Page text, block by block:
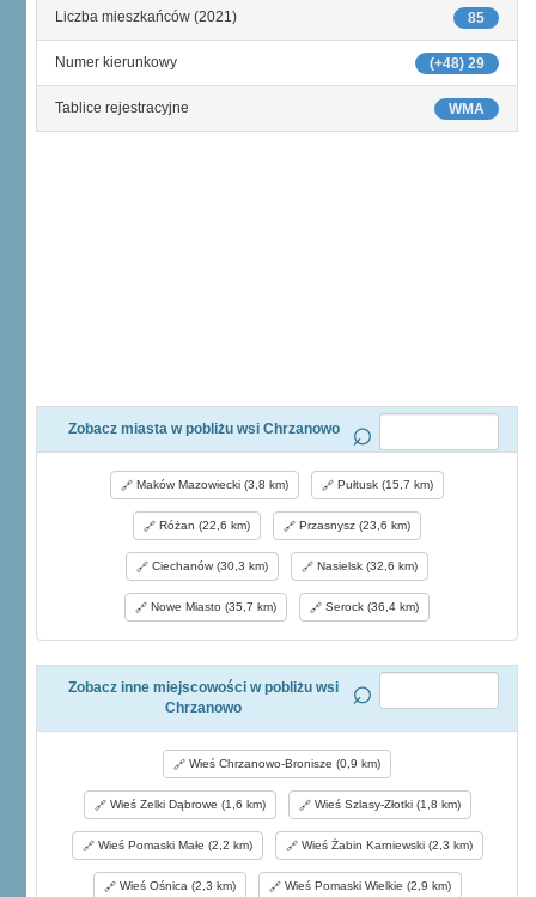
85
Liczba mieszkańców (2021)
(+48) 29
Numer kierunkowy
WMA
Tablice rejestracyjne
Zobacz miasta w pobliżu wsi Chrzanowo
Maków Mazowiecki (3,8 km) Pułtusk (15,7 km)
Różan (22,6 km) Przasnysz (23,6 km)
Ciechanów (30,3 km) Nasielsk (32,6 km)
Nowe Miasto (35,7 km) Serock (36,4 km)
Zobacz inne miejscowości w pobliżu wsi
Chrzanowo
Wieś Chrzanowo-Bronisze (0,9 km)
Wieś Zelki Dąbrowe (1,6 km) Wieś Szlasy-Złotki (1,8 km)
Wieś Pomaski Małe (2,2 km) Wieś Żabin Karniewski (2,3 km)
Wieś Ośnica (2,3 km) Wieś Pomaski Wielkie (2,9 km)